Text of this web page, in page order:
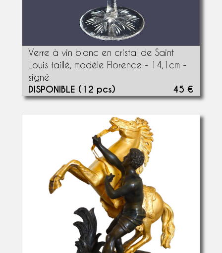
Verre à vin blanc en cristal de Saint
Louis taillé, modèle Florence - 14,1cm -
signé
DISPONIBLE (12 pcs) 45 €